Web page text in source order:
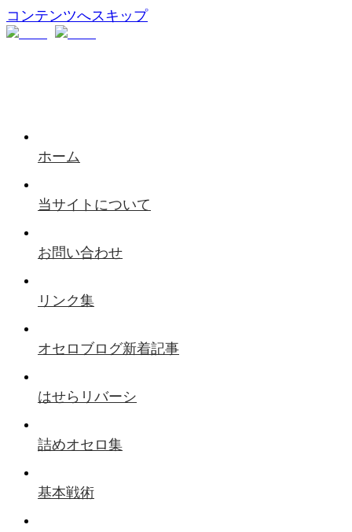
コンテンツへスキップ
ホーム
当サイトについて
お問い合わせ
リンク集
オセロブログ新着記事
はせらリバーシ
詰めオセロ集
基本戦術